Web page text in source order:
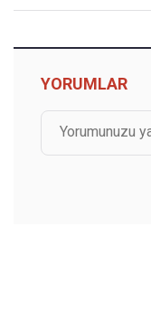
YORUMLAR